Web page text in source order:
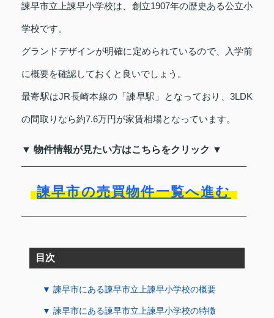
諫早市立上諫早小学校は、創立1907年の歴史ある公立小
学校です。
グランドデザインが明確に定められているので、入学前
に概要を確認しておくと良いでしょう。
最寄駅はJR長崎本線の「諫早駅」となっており、3LDK
の間取りなら約7.6万円が家賃相場となっています。
▼ 物件情報が見たい方はこちらをクリック ▼
諫早市の売買物件一覧へ進む
目次
▼ 諫早市にある諫早市立上諫早小学校の概要
▼ 諫早市にある諫早市立上諫早小学校の特徴